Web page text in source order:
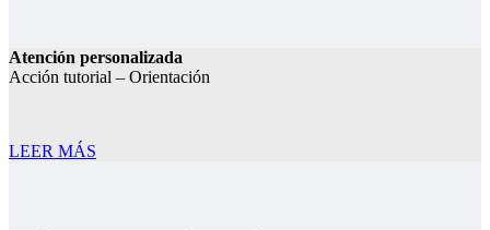
Atención personalizada
Acción tutorial – Orientación
LEER MÁS